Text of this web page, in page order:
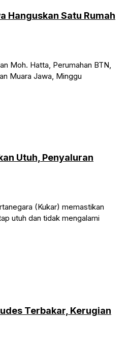
Hanguskan Satu Rumah
Moh. Hatta, Perumahan BTN,
Muara Jawa, Minggu
Utuh, Penyaluran
(Kukar) memastikan
utuh dan tidak mengalami
Terbakar, Kerugian